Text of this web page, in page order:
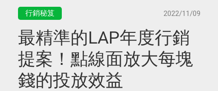
行銷秘笈 2022/11/09
最精準的LAP年度行銷
提案！點線面放大每塊
錢的投放效益